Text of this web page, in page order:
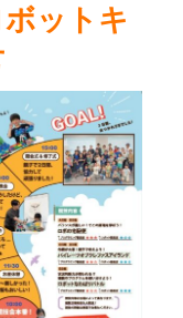
ットキ